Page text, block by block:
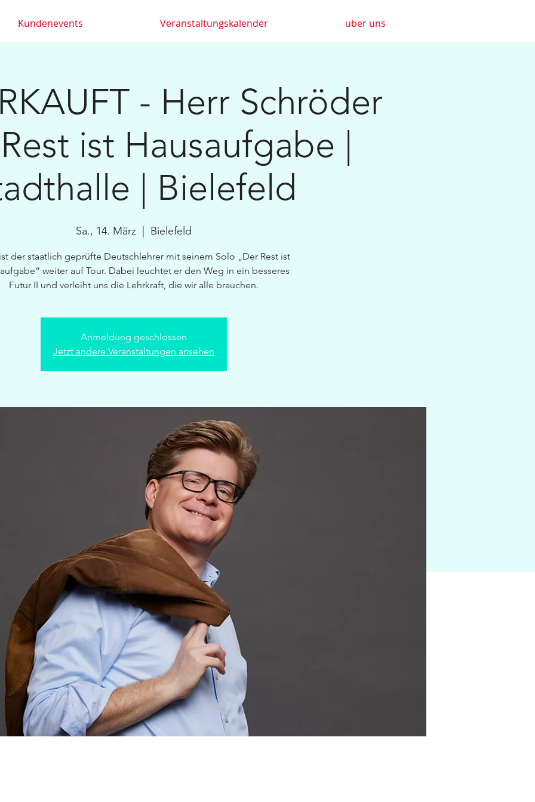
Kundenevents Veranstaltungskalender über uns
- Herr Schröder
ist Hausaufgabe |
| Bielefeld
Sa., 14. März Bielefeld
der staatlich geprüfte Deutschlehrer mit seinem Solo „Der Rest ist
weiter auf Tour. Dabei leuchtet er den Weg in ein besseres
Futur II und verleiht uns die Lehrkraft, die wir alle brauchen.
Anmeldung geschlossen
Jetzt andere Veranstaltungen ansehen